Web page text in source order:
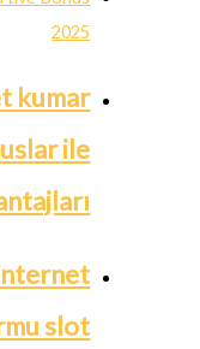
2025
kumar
ile
slot